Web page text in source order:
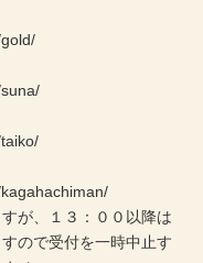
が、１３：００以降は
ので受付を一時中止す